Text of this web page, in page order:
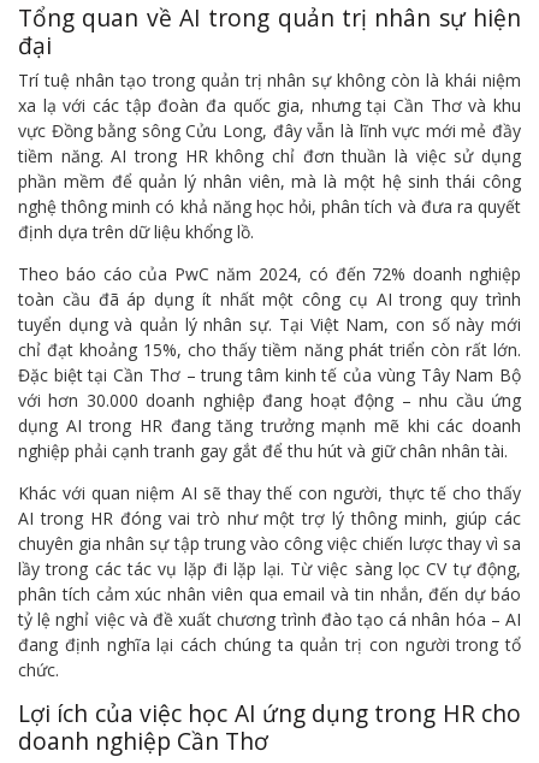
Tổng quan về AI trong quản trị nhân sự hiện
đại
Trí tuệ nhân tạo trong quản trị nhân sự không còn là khái niệm
xa lạ với các tập đoàn đa quốc gia, nhưng tại Cần Thơ và khu
vực Đồng bằng sông Cửu Long, đây vẫn là lĩnh vực mới mẻ đầy
tiềm năng. AI trong HR không chỉ đơn thuần là việc sử dụng
phần mềm để quản lý nhân viên, mà là một hệ sinh thái công
nghệ thông minh có khả năng học hỏi, phân tích và đưa ra quyết
định dựa trên dữ liệu khổng lồ.
Theo báo cáo của PwC năm 2024, có đến 72% doanh nghiệp
toàn cầu đã áp dụng ít nhất một công cụ AI trong quy trình
tuyển dụng và quản lý nhân sự. Tại Việt Nam, con số này mới
chỉ đạt khoảng 15%, cho thấy tiềm năng phát triển còn rất lớn.
Đặc biệt tại Cần Thơ – trung tâm kinh tế của vùng Tây Nam Bộ
với hơn 30.000 doanh nghiệp đang hoạt động – nhu cầu ứng
dụng AI trong HR đang tăng trưởng mạnh mẽ khi các doanh
nghiệp phải cạnh tranh gay gắt để thu hút và giữ chân nhân tài.
Khác với quan niệm AI sẽ thay thế con người, thực tế cho thấy
AI trong HR đóng vai trò như một trợ lý thông minh, giúp các
chuyên gia nhân sự tập trung vào công việc chiến lược thay vì sa
lầy trong các tác vụ lặp đi lặp lại. Từ việc sàng lọc CV tự động,
phân tích cảm xúc nhân viên qua email và tin nhắn, đến dự báo
tỷ lệ nghỉ việc và đề xuất chương trình đào tạo cá nhân hóa – AI
đang định nghĩa lại cách chúng ta quản trị con người trong tổ
chức.
Lợi ích của việc học AI ứng dụng trong HR cho
doanh nghiệp Cần Thơ